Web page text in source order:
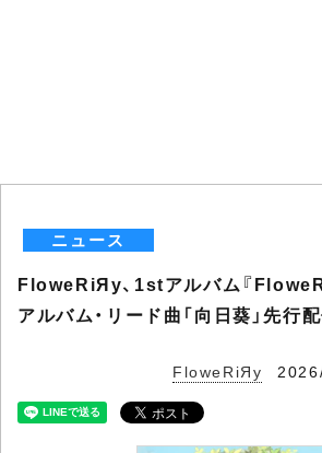
ニュース
FloweRiЯy、1stアルバム『
アルバム・リード曲「向日葵」先行
FloweRiЯy